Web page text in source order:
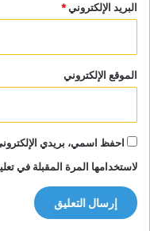
البريد الإلكتروني*
الموقع الإلكتروني
احفظ اسمي، بريدي
لاستخدامها المرة المقبلة في